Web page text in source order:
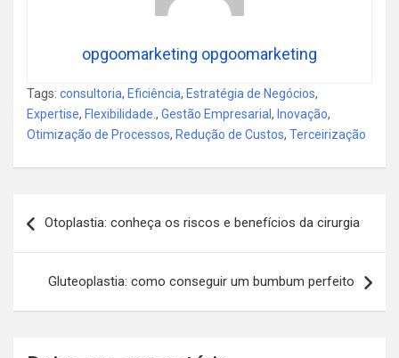
opgoomarketing opgoomarketing
Tags: consultoria, Eficiência, Estratégia de Negócios,
Expertise, Flexibilidade. , Gestão Empresarial , Inovação,
Otimização de Processos, Redução de Custos, Terceirização
de
Otoplastia: conheça os riscos e benefícios da cirurgia
Gluteoplastia: como conseguir um bumbum perfeito